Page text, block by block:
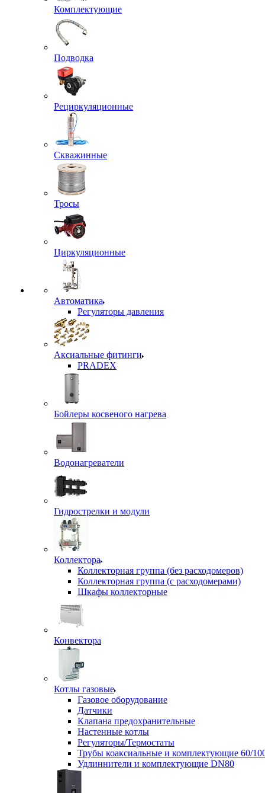
Комплектующие
Подводка
Рециркуляционные
Скважинные
Тросы
Циркуляционные
Автоматика
Регуляторы давления
Аксиальные фитинги
PRADEX
Бойлеры косвеного нагрева
Водонагреватели
Гидрострелки и модули
Коллектора
Коллекторная группа (без расходомеров)
Коллекторная группа (с расходомерами)
Шкафы коллекторные
Конвектора
Котлы газовые
Газовое оборудование
Датчики
Клапана предохранительные
Настенные котлы
Регуляторы/Термостаты
Трубы коаксиальные и комплектующие 60/
Удлиннители и комплектующие DN80